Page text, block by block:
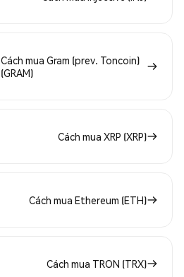
Cách mua Gram (prev. Toncoin)
(GRAM)
Cách mua XRP (XRP)
Cách mua Ethereum (ETH)
Cách mua TRON (TRX)